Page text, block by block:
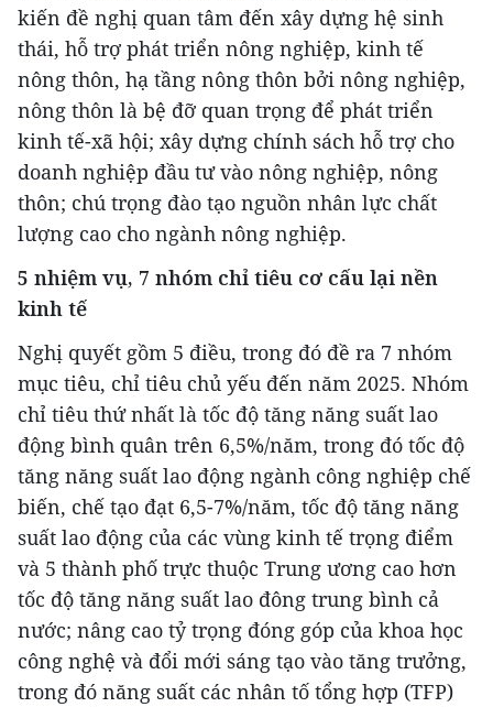
kiến đề nghị quan tâm đến xây dựng hệ sinh
thái, hỗ trợ phát triển nông nghiệp, kinh tế
nông thôn, hạ tầng nông thôn bởi nông nghiệp,
nông thôn là bệ đỡ quan trọng để phát triển
kinh tế-xã hội; xây dựng chính sách hỗ trợ cho
doanh nghiệp đầu tư vào nông nghiệp, nông
thôn; chú trọng đào tạo nguồn nhân lực chất
lượng cao cho ngành nông nghiệp.
5 nhiệm vụ, 7 nhóm chỉ tiêu cơ cấu lại nền
kinh tế
Nghị quyết gồm 5 điều, trong đó đề ra 7 nhóm
mục tiêu, chỉ tiêu chủ yếu đến năm 2025. Nhóm
chỉ tiêu thứ nhất là tốc độ tăng năng suất lao
động bình quân trên 6,5%/năm, trong đó tốc độ
tăng năng suất lao động ngành công nghiệp chế
biến, chế tạo đạt 6,5-7%/năm, tốc độ tăng năng
suất lao động của các vùng kinh tế trọng điểm
và 5 thành phố trực thuộc Trung ương cao hơn
tốc độ tăng năng suất lao đông trung bình cả
nước; nâng cao tỷ trọng đóng góp của khoa học
công nghệ và đổi mới sáng tạo vào tăng trưởng,
trong đó năng suất các nhân tố tổng hợp (TFP)